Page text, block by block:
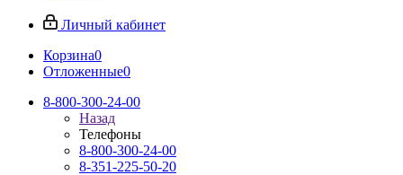
Личный кабинет
Корзина0
Отложенные0
8-800-300-24-00
Назад
Телефоны
8-800-300-24-00
8-351-225-50-20